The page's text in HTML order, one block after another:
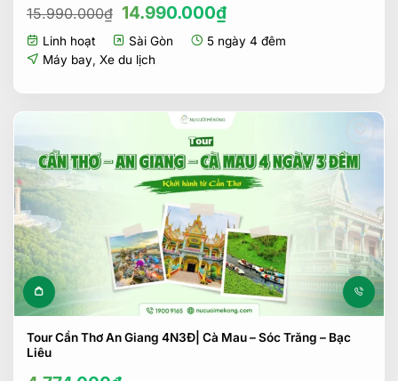
15.990.000₫ Giá
là:
15.990.000₫.
14.990.000₫Giá
hiện
tại
Linh hoạt Sài Gòn
5 ngày 4 đêm
Máy bay Xe du lịch
Tour Cần Thơ An Giang 4N3Đ| Cà Mau – Sóc Trăng – Bạc
Liêu